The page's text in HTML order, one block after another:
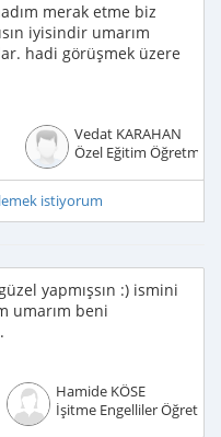
merak etme biz
iyisindir umarım
hadi görüşmek üzere
Vedat KARAHAN
Özel Eğitim Öğretmeni
istiyorum
yapmışsın :) ismini
umarım beni
Hamide KÖSE
İşitme Engelliler